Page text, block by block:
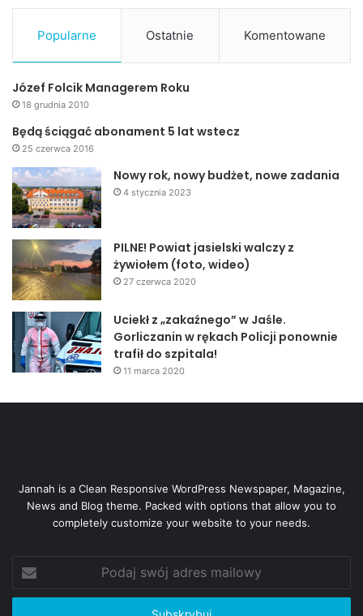
Popularne Ostatnie Komentowane
Józef Folcik Managerem Roku
18 grudnia 2010
Będą ściągać abonament 5 lat wstecz
25 czerwca 2016
Nowy rok, nowy budżet, nowe zadania
4 stycznia 2023
PILNE! Powiat jasielski walczy z
żywiołem (foto, wideo)
27 czerwca 2020
Uciekł z „zakaźnego” w Jaśle.
Gorliczanin w rękach Policji ponownie
trafił do szpitala!
11 marca 2020
Jannah is a Clean Responsive WordPress Newspaper, Magazine,
News and Blog theme. Packed with options that allow you to
completely customize your website to your needs.
swój
adres